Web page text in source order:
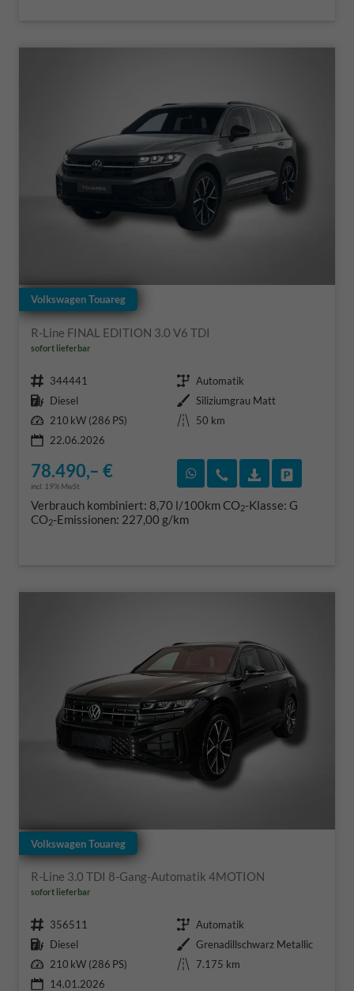
Volkswagen Touareg
R-Line FINAL EDITION 3.0 V6 TDI
sofort lieferbar
Fahrzeugnr. 344441 Getriebe Automatik
Kraftstoff Diesel Außenfarbe Siliziumgrau Matt
Leistung 210 kW (286 PS) Kilometerstand
50 km
22.06.2026
78.490,– €
incl. 19% MwSt.
Rückruf vereinbaren
Wir rufen Sie an
Verbrauch kombiniert: 8,70 l/100kmCO2-Klasse: G
CO2-Emissionen: 227,00 g/km
Volkswagen Touareg
R-Line 3.0 TDI 8-Gang-Automatik 4MOTION
sofort lieferbar
Fahrzeugnr. 356511 Getriebe Automatik
Kraftstoff Diesel Außenfarbe Grenadillschwarz Metallic
Leistung 210 kW (286 PS) Kilometerstand
7.175 km
14.01.2026